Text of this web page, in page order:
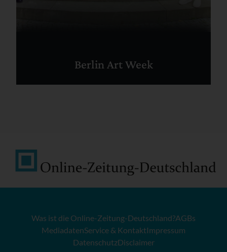
Berlin Art Week
Was ist die Online-Zeitung-Deutschland?AGBs
MediadatenService & KontaktImpressum
DatenschutzDisclaimer